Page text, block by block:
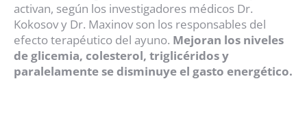
activan, según los investigadores médicos Dr.
Kokosov y Dr. Maxinov son los responsables del
efecto terapéutico del ayuno. Mejoran los niveles
de glicemia, colesterol, triglicéridos y
paralelamente se disminuye el gasto energético.